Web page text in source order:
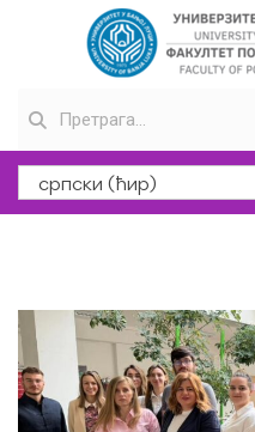
српски (ћир)